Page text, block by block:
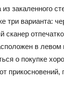
закаленного
три варианта:
сканер
в левом
о покупке